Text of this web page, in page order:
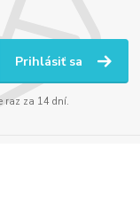
Prihlásiť sa
raz za 14 dní.